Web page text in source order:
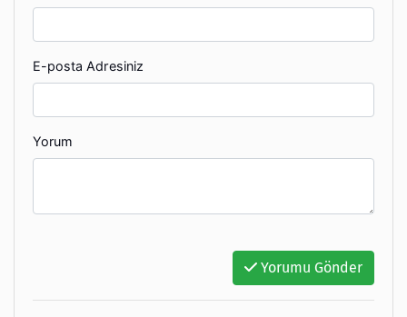
E-posta Adresiniz
Yorum
Yorumu Gönder